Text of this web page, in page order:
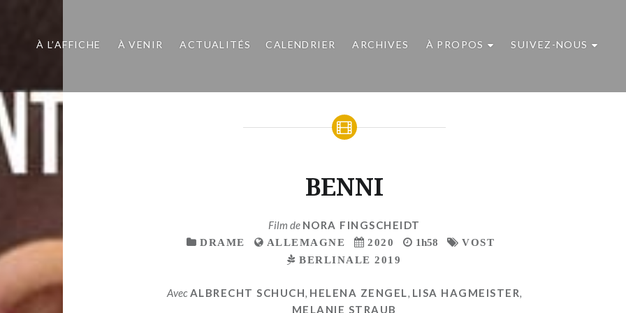
À L’AFFICHE À VENIR ACTUALITÉS CALENDRIER ARCHIVES À PROPOS SUIVEZ-NOUS
BENNI
Film de NORA FINGSCHEIDT
DRAME ALLEMAGNE 2020 1h58
VOST
BERLINALE 2019
Avec ALBRECHT SCHUCH HELENA ZENGEL LISA HAGMEISTER
MELANIE STRAUB